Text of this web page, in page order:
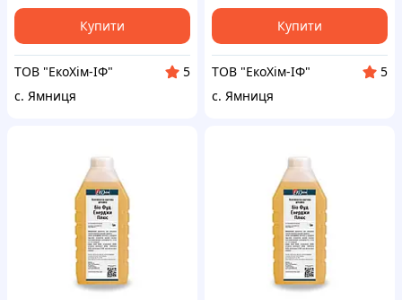
Купити
ТОВ "ЕкоХім-ІФ"
5
с. Ямниця
Купити
ТОВ "ЕкоХім-ІФ"
5
с. Ямниця